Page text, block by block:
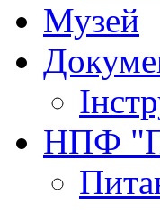
Музей
НПФ